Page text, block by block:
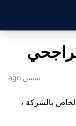
سنتين ago
بالشركة ،